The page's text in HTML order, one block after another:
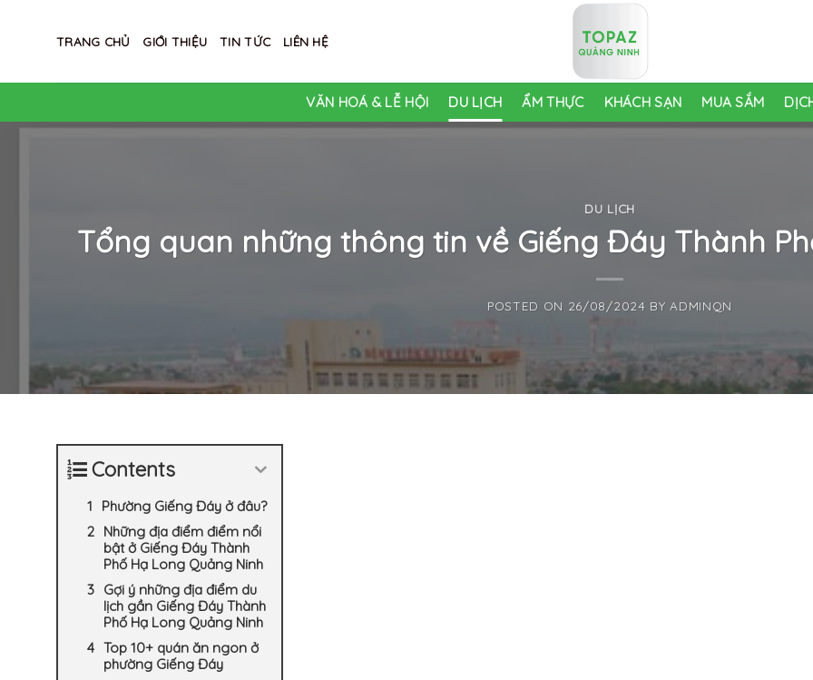
TRANG CHỦ GIỚI THIỆU TIN TỨC LIÊN HỆ
VĂN HOÁ & LỄ HỘI DU LỊCH ẨM THỰC KHÁCH SẠN MUA SẮM
DU LỊCH
Tổng quan những thông tin về Giếng Đáy Thành
POSTED ON 26/08/2024 BY ADMINQN
Contents
Phường Giếng Đáy ở đâu?
Những địa điểm điểm nổi
bật ở Giếng Đáy Thành
Phố Hạ Long Quảng Ninh
Gợi ý những địa điểm du
lịch gần Giếng Đáy Thành
Phố Hạ Long Quảng Ninh
Top 10+ quán ăn ngon ở
phường Giếng Đáy